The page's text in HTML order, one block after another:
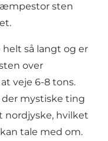
sten
så langt og er
over
veje 6-8 tons.
mystiske ting
nordjyske, hvilket
kan tale med om.